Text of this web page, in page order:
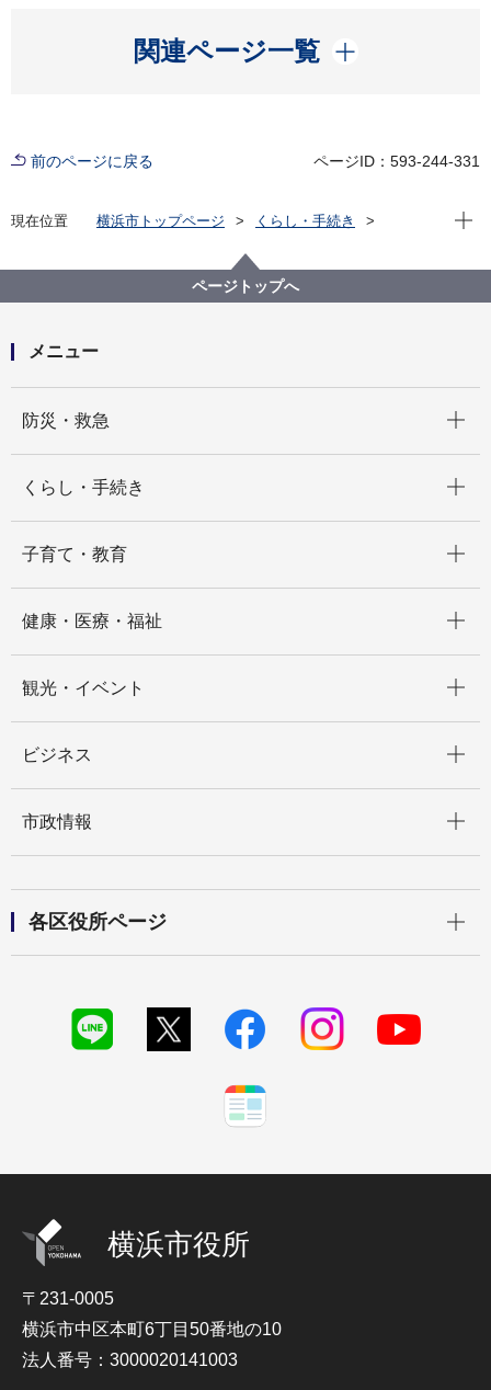
関連ページ一覧
開く
前のページに戻る ページID：593-244-331
現在位置 横浜市トップページ
くらし・手続き
横浜市の市税（事業者向け）
現在
ページトップへ
メニュー
防災・救急
くらし・手続き
子育て・教育
健康・医療・福祉
観光・イベント
ビジネス
市政情報
各区役所ページ
横浜市役所
〒231-0005
横浜市中区本町6丁目50番地の10
法人番号：3000020141003